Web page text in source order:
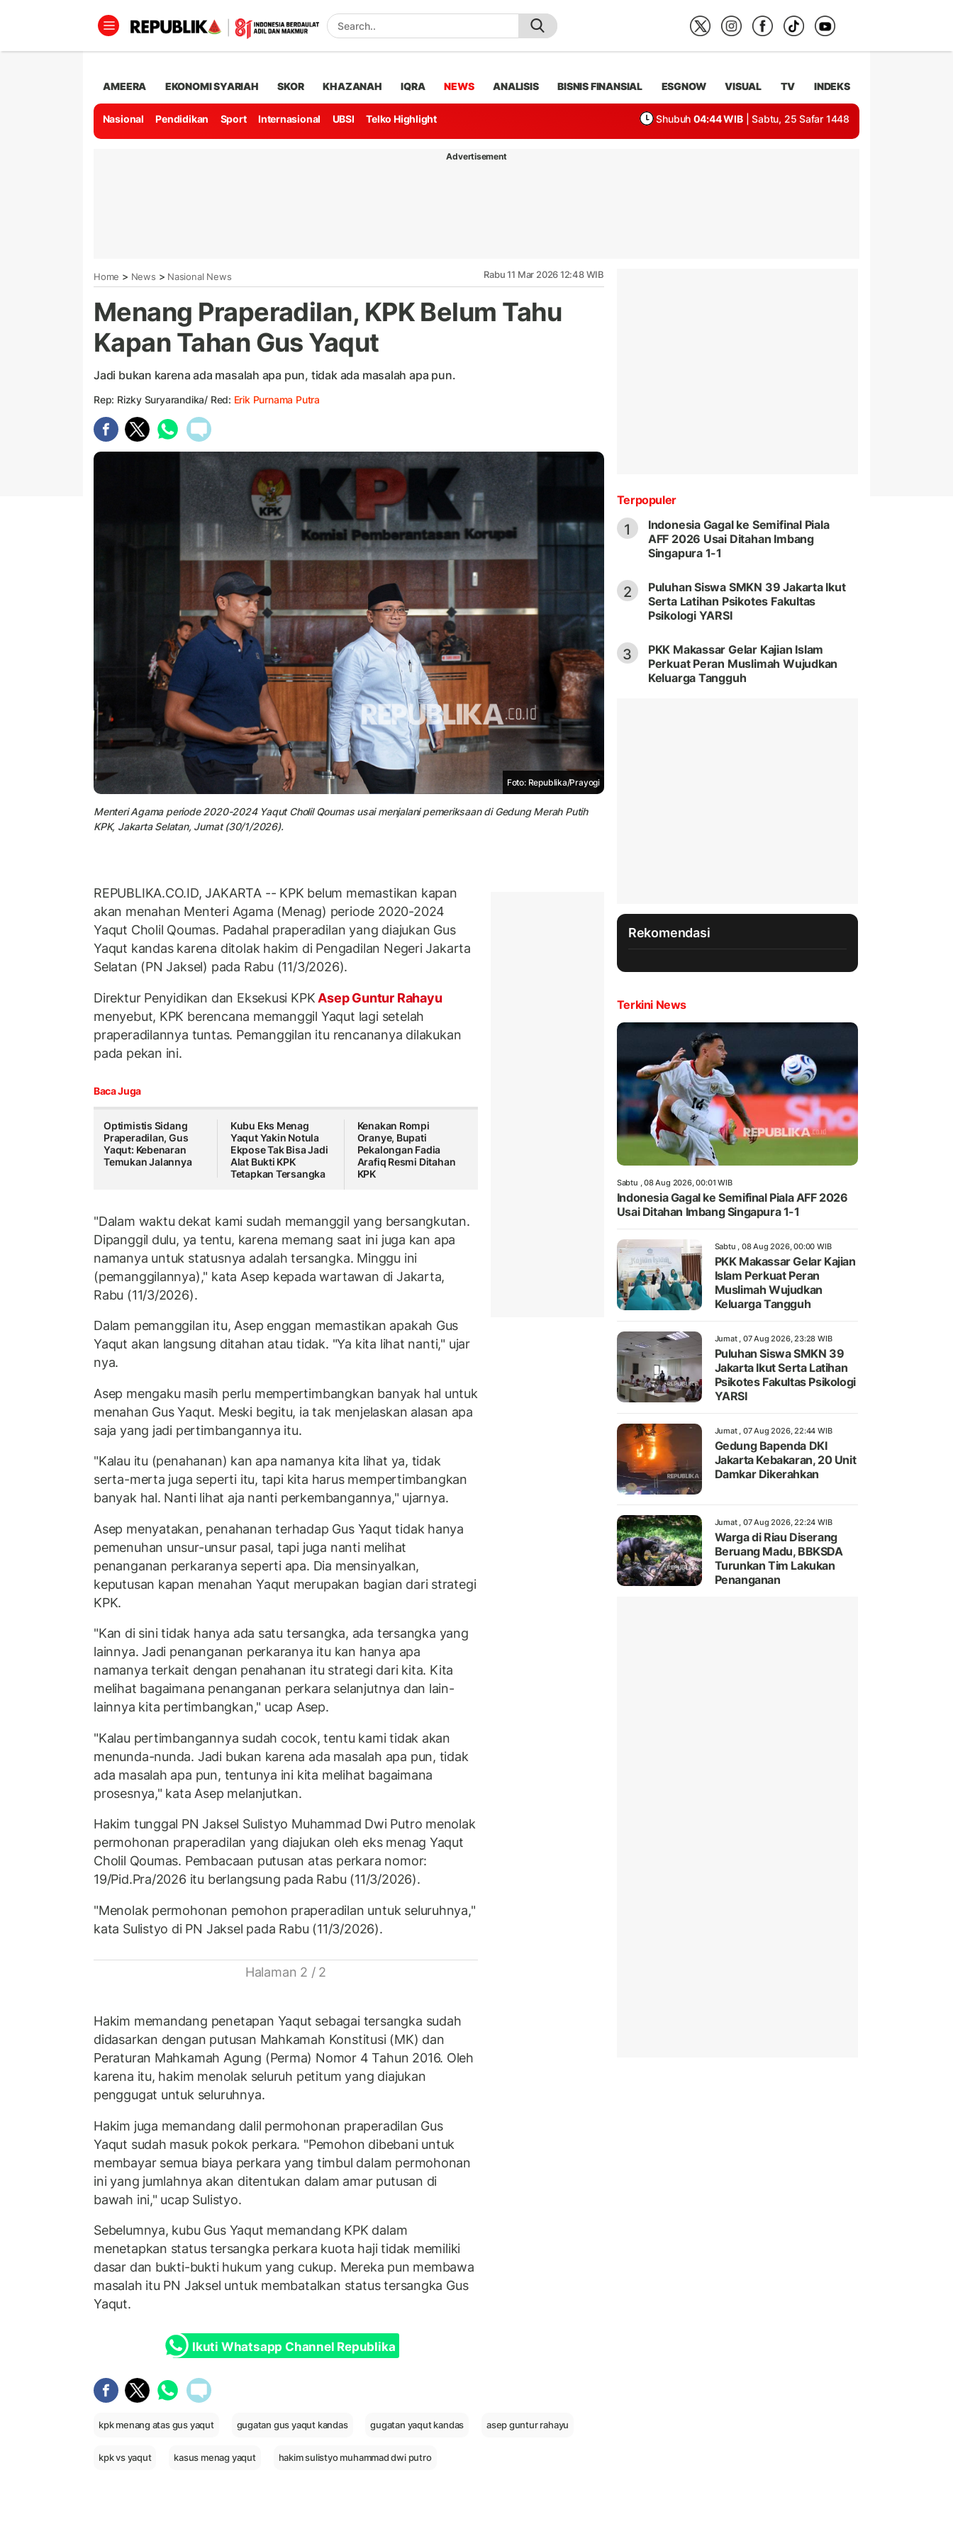
AMEERA EKONOMI SYARIAH SKOR KHAZANAH IQRA NEWS ANALISIS BISNIS FINANSIAL ESGNOW VISUAL TV INDEKS
Nasional Pendidikan Sport Internasional UBSI Telko Highlight Shubuh 04:44 WIB | Sabtu, 25 Safar 1448
Advertisement
Home > News > Nasional News Rabu 11 Mar 2026 12:48 WIB
Menang Praperadilan, KPK Belum Tahu
Kapan Tahan Gus Yaqut
Jadi bukan karena ada masalah apa pun, tidak ada masalah apa pun.
Rep: Rizky Suryarandika/ Red: Erik Purnama Putra
Foto: Republika/Prayogi
Menteri Agama periode 2020-2024 Yaqut Cholil Qoumas usai menjalani pemeriksaan di Gedung Merah Putih
KPK, Jakarta Selatan, Jumat (30/1/2026).
REPUBLIKA.CO.ID, JAKARTA -- KPK belum memastikan kapan
akan menahan Menteri Agama (Menag) periode 2020-2024
Yaqut Cholil Qoumas. Padahal praperadilan yang diajukan Gus
Yaqut kandas karena ditolak hakim di Pengadilan Negeri Jakarta
Selatan (PN Jaksel) pada Rabu (11/3/2026).
Direktur Penyidikan dan Eksekusi KPK Asep Guntur Rahayu
menyebut, KPK berencana memanggil Yaqut lagi setelah
praperadilannya tuntas. Pemanggilan itu rencananya dilakukan
pada pekan ini.
Baca Juga
Optimistis Sidang
Praperadilan, Gus
Yaqut: Kebenaran
Temukan Jalannya
Kubu Eks Menag
Yaqut Yakin Notula
Ekpose Tak Bisa Jadi
Alat Bukti KPK
Tetapkan Tersangka
Kenakan Rompi
Oranye, Bupati
Pekalongan Fadia
Arafiq Resmi Ditahan
KPK
"Dalam waktu dekat kami sudah memanggil yang bersangkutan.
Dipanggil dulu, ya tentu, karena memang saat ini juga kan apa
namanya untuk statusnya adalah tersangka. Minggu ini
(pemanggilannya)," kata Asep kepada wartawan di Jakarta,
Rabu (11/3/2026).
Dalam pemanggilan itu, Asep enggan memastikan apakah Gus
Yaqut akan langsung ditahan atau tidak. "Ya kita lihat nanti," ujar
nya.
Asep mengaku masih perlu mempertimbangkan banyak hal untuk
menahan Gus Yaqut. Meski begitu, ia tak menjelaskan alasan apa
saja yang jadi pertimbangannya itu.
"Kalau itu (penahanan) kan apa namanya kita lihat ya, tidak
serta-merta juga seperti itu, tapi kita harus mempertimbangkan
banyak hal. Nanti lihat aja nanti perkembangannya," ujarnya.
Asep menyatakan, penahanan terhadap Gus Yaqut tidak hanya
pemenuhan unsur-unsur pasal, tapi juga nanti melihat
penanganan perkaranya seperti apa. Dia mensinyalkan,
keputusan kapan menahan Yaqut merupakan bagian dari strategi
KPK.
"Kan di sini tidak hanya ada satu tersangka, ada tersangka yang
lainnya. Jadi penanganan perkaranya itu kan hanya apa
namanya terkait dengan penahanan itu strategi dari kita. Kita
melihat bagaimana penanganan perkara selanjutnya dan lain-
lainnya kita pertimbangkan," ucap Asep.
"Kalau pertimbangannya sudah cocok, tentu kami tidak akan
menunda-nunda. Jadi bukan karena ada masalah apa pun, tidak
ada masalah apa pun, tentunya ini kita melihat bagaimana
prosesnya," kata Asep melanjutkan.
Hakim tunggal PN Jaksel Sulistyo Muhammad Dwi Putro menolak
permohonan praperadilan yang diajukan oleh eks menag Yaqut
Cholil Qoumas. Pembacaan putusan atas perkara nomor:
19/Pid.Pra/2026 itu berlangsung pada Rabu (11/3/2026).
"Menolak permohonan pemohon praperadilan untuk seluruhnya,"
kata Sulistyo di PN Jaksel pada Rabu (11/3/2026).
Halaman 2 / 2
Hakim memandang penetapan Yaqut sebagai tersangka sudah
didasarkan dengan putusan Mahkamah Konstitusi (MK) dan
Peraturan Mahkamah Agung (Perma) Nomor 4 Tahun 2016. Oleh
karena itu, hakim menolak seluruh petitum yang diajukan
penggugat untuk seluruhnya.
Hakim juga memandang dalil permohonan praperadilan Gus
Yaqut sudah masuk pokok perkara. "Pemohon dibebani untuk
membayar semua biaya perkara yang timbul dalam permohonan
ini yang jumlahnya akan ditentukan dalam amar putusan di
bawah ini," ucap Sulistyo.
Sebelumnya, kubu Gus Yaqut memandang KPK dalam
menetapkan status tersangka perkara kuota haji tidak memiliki
dasar dan bukti-bukti hukum yang cukup. Mereka pun membawa
masalah itu PN Jaksel untuk membatalkan status tersangka Gus
Yaqut.
Ikuti Whatsapp Channel Republika
kpk menang atas gus yaqut gugatan gus yaqut kandas gugatan yaqut kandas asep guntur rahayu
kpk vs yaqut kasus menag yaqut hakim sulistyo muhammad dwi putro
Terpopuler
1
Indonesia Gagal ke Semifinal Piala
AFF 2026 Usai Ditahan Imbang
Singapura 1-1
2
Puluhan Siswa SMKN 39 Jakarta Ikut
Serta Latihan Psikotes Fakultas
Psikologi YARSI
3
PKK Makassar Gelar Kajian Islam
Perkuat Peran Muslimah Wujudkan
Keluarga Tangguh
Rekomendasi
Terkini News
Sabtu , 08 Aug 2026, 00:01 WIB
Indonesia Gagal ke Semifinal Piala AFF 2026
Usai Ditahan Imbang Singapura 1-1
Sabtu , 08 Aug 2026, 00:00 WIB
PKK Makassar Gelar Kajian
Islam Perkuat Peran
Muslimah Wujudkan
Keluarga Tangguh
Jumat , 07 Aug 2026, 23:28 WIB
Puluhan Siswa SMKN 39
Jakarta Ikut Serta Latihan
Psikotes Fakultas Psikologi
YARSI
Jumat , 07 Aug 2026, 22:44 WIB
Gedung Bapenda DKI
Jakarta Kebakaran, 20 Unit
Damkar Dikerahkan
Jumat , 07 Aug 2026, 22:24 WIB
Warga di Riau Diserang
Beruang Madu, BBKSDA
Turunkan Tim Lakukan
Penanganan